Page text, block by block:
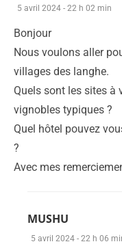
5 avril 2024 - 22 h 02 min
Bonjour
Nous voulons aller
villages des langhe.
Quels sont les sites à
vignobles typiques ?
Quel hôtel pouvez
?
Avec mes
MUSHU
5 avril 2024 - 22 h 06